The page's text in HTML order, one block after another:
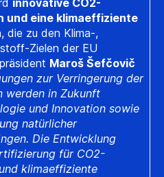
und eine klimaeffiziente
die zu den Klima-,
Zielen der EU
Maroš Šefčovič
zur Verringerung der
werden in Zukunft
und Innovation sowie
natürlicher
Die Entwicklung
für CO2-
klimaeffiziente